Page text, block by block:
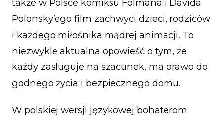
także w Polsce komiksu Folmana i Davida
Polonsky’ego film zachwyci dzieci, rodziców
i każdego miłośnika mądrej animacji. To
niezwykle aktualna opowieść o tym, że
każdy zasługuje na szacunek, ma prawo do
godnego życia i bezpiecznego domu.
W polskiej wersji językowej bohaterom